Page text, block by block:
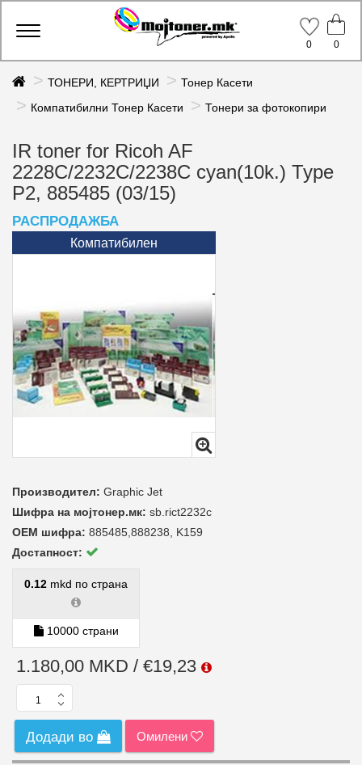
Toggle
0
0
ТОНЕРИ, КЕРТРИЏИ
Тонер Касети
Компатибилни Тонер Касети
Тонери за фотокопири
IR toner for Ricoh AF
2228C/2232C/2238C cyan(10k.) Type
P2, 885485 (03/15)
РАСПРОДАЖБА
Компатибилен
Производител: Graphic Jet
Шифра на мојтонер.мк: sb.rict2232c
ОЕМ шифра: 885485,888238, K159
Достапност:
0.12 mkd по страна
10000 страни
1.180,00 MKD / €19,23
Додади во Омилени